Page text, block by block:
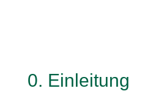
0. Einleitung